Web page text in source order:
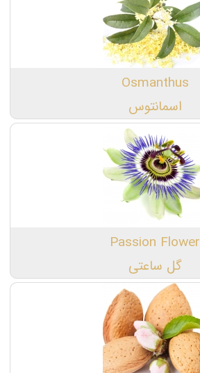
Osmanthus
اسمانتوس
Passion Flower
گل ساعتی